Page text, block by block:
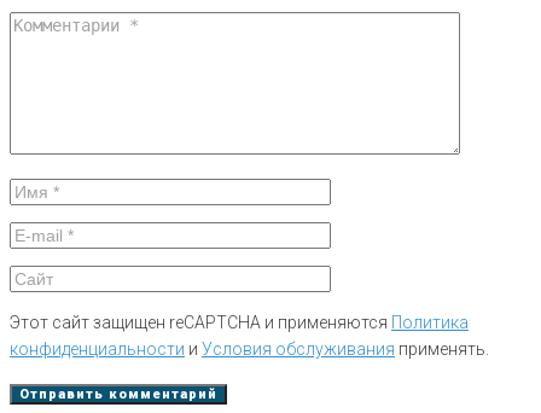
Этот сайт защищен reCAPTCHA и применяются Политика
конфиденциальности и Условия обслуживания применять.